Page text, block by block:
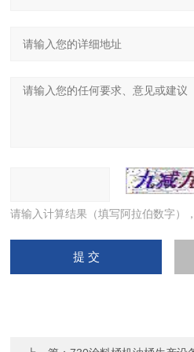
请输入计算结果（填写阿拉伯数字）